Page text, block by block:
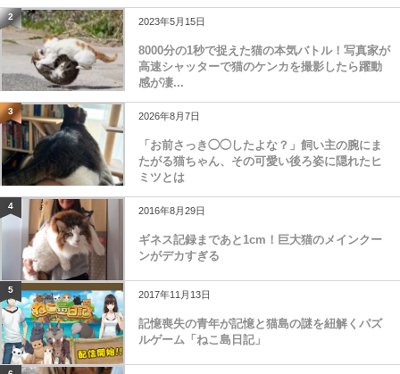
2 2023年5月15日
8000分の1秒で捉えた猫の本気バトル！写真家が
高速シャッターで猫のケンカを撮影したら躍動
感が凄...
3 2026年8月7日
「お前さっき◯◯したよな？」飼い主の腕にま
たがる猫ちゃん、その可愛い後ろ姿に隠れたヒ
ミツとは
4 2016年8月29日
ギネス記録まであと1cm！巨大猫のメインクー
ンがデカすぎる
5 2017年11月13日
記憶喪失の青年が記憶と猫島の謎を紐解くパズ
ルゲーム「ねこ島日記」